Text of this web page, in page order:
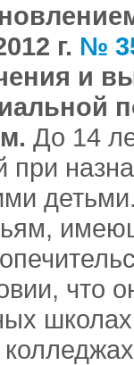
г. №
и
До 14
при
что